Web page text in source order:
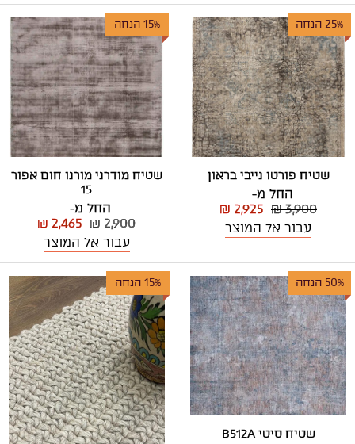
25% הנחה
שטיח פורטו נייבי בראון
החל מ-
₪ 3,900
₪ 2,925
עבור אל המוצר
15% הנחה
שטיח מודרני מורנו חום אפור
15
החל מ-
₪ 2,900
₪ 2,465
עבור אל המוצר
50% הנחה
שטיח סיטי B512A
15% הנחה